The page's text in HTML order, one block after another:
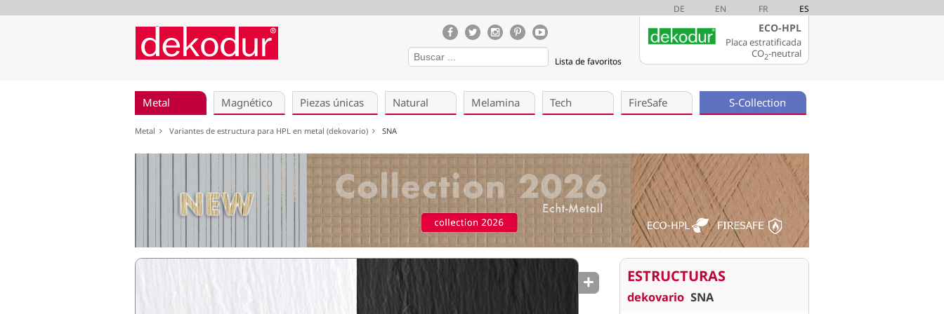
DE EN FR ES
Lista de favoritos
ECO-HPL
Placa estratificada
CO2-neutral
Metal Magnético Piezas únicas Natural Melamina Tech FireSafe S-Collection
Metal Variantes de estructura para HPL en metal (dekovario) SNA
ESTRUCTURAS
dekovario SNA